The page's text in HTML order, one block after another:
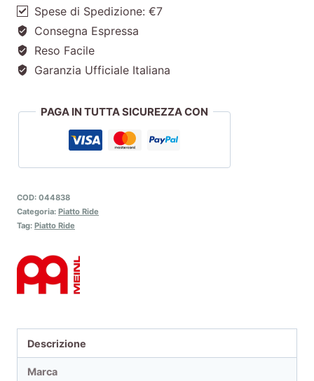
Spese di Spedizione: €7
Consegna Espressa
Reso Facile
Garanzia Ufficiale Italiana
PAGA IN TUTTA SICUREZZA CON
COD: 044838
Categoria: Piatto Ride
Tag: Piatto Ride
Descrizione
Marca